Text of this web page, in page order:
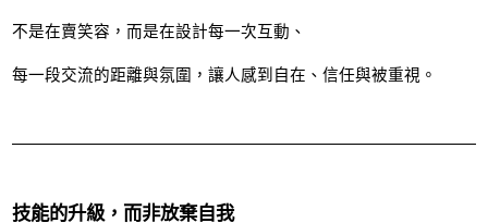
不是在賣笑容，而是在設計每一次互動、
每一段交流的距離與氛圍，讓人感到自在、信任與被重視。
技能的升級，而非放棄自我